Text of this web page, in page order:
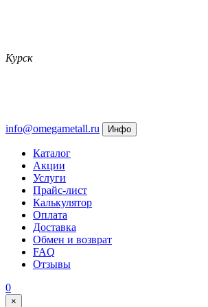
Курск
info@omegametall.ru Инфо
Каталог
Акции
Услуги
Прайс-лист
Калькулятор
Оплата
Доставка
Обмен и возврат
FAQ
Отзывы
0
×